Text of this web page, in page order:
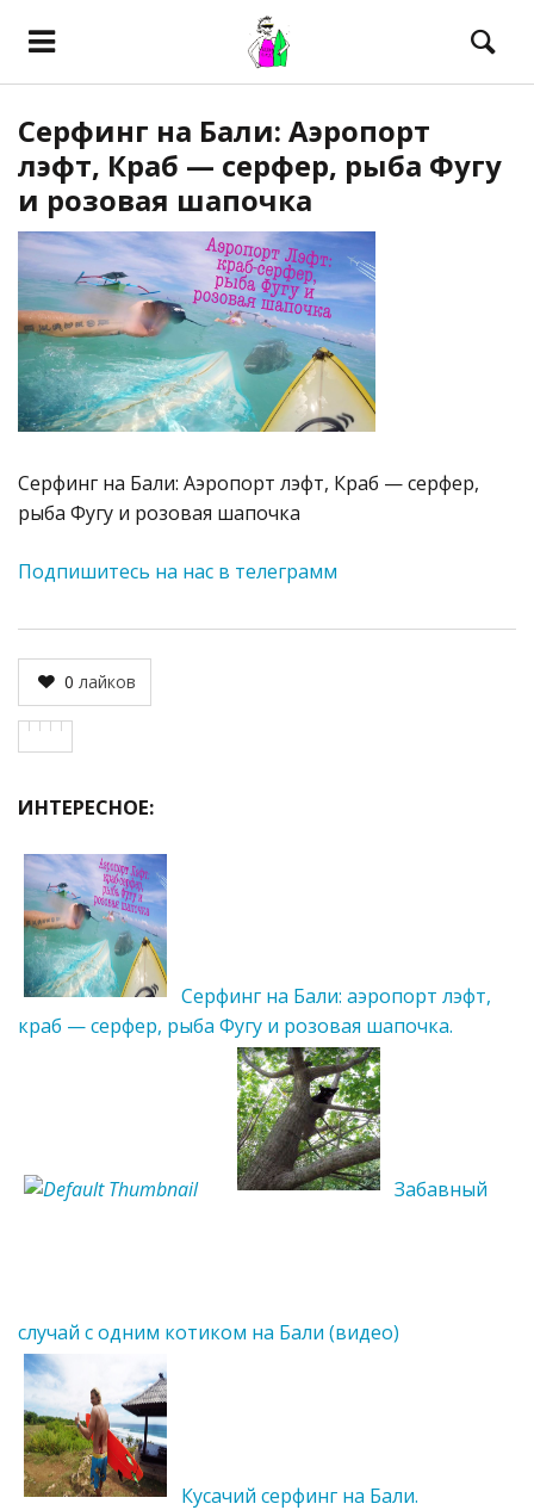
Серфинг на Бали: Аэропорт
лэфт, Краб — серфер, рыба Фугу
и розовая шапочка
Серфинг на Бали: Аэропорт лэфт, Краб — серфер,
рыба Фугу и розовая шапочка
Подпишитесь на нас в телеграмм
0 лайков
ИНТЕРЕСНОЕ:
Серфинг на Бали: аэропорт лэфт,
краб — серфер, рыба Фугу и розовая шапочка.
Забавный
случай с одним котиком на Бали (видео)
Кусачий серфинг на Бали.